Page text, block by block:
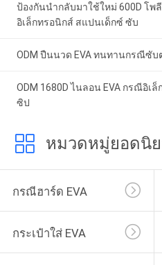
ป้องกันนำกลับมาใช้ใหม่ 600D โพลี
อิเล็กทรอนิกส์ สแปนเด็กซ์ ซับ
ODM ปืนนวด EVA ทนทานกรณีซั
ODM 1680D ไนลอน EVA กรณีอิ
ซิป
หมวดหมู่ยอดนิ
กรณีฮาร์ด EVA
กระเป๋าใส่ EVA